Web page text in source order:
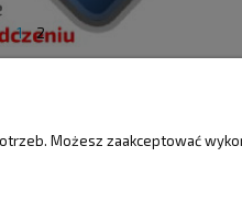
1 2
I ZWROTY
Możesz zaakceptować